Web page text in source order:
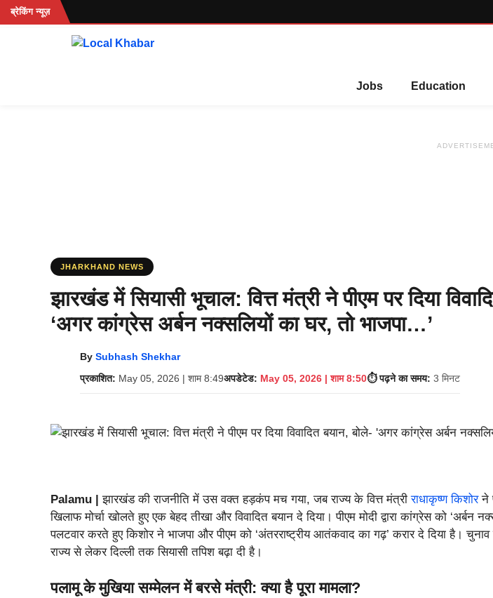
Skip
to
ब्रेकिंग न्यूज़
Jobs Education
JHARKHAND NEWS
झारखंड में सियासी भूचाल: वित्त मंत्री ने पीएम पर दिया
‘अगर कांग्रेस अर्बन नक्सलियों का घर, तो भाजपा…’
By Subhash Shekhar
प्रकाशित: May 05, 2026 | शाम 8:49अपडेटेड: May 05, 2026 | शाम 8:50⏱️ पढ़ने का समय: 3 मिनट
Palamu | झारखंड की राजनीति में उस वक्त हड़कंप मच गया, जब राज्य के वित्त मंत्रीराधाकृष्ण किशोरने
खिलाफ मोर्चा खोलते हुए एक बेहद तीखा और विवादित बयान दे दिया। पीएम मोदी द्वारा कांग्रेस को ‘अर्बन
पलटवार करते हुए किशोर ने भाजपा और पीएम को ‘अंतरराष्ट्रीय आतंकवाद का गढ़’ करार दे दिया है।
राज्य से लेकर दिल्ली तक सियासी तपिश बढ़ा दी है।
पलामू के मुखिया सम्मेलन में बरसे मंत्री: क्या है पूरा मामला?